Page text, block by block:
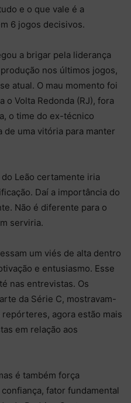
e o que vale é a
6 jogos decisivos.
a brigar pela liderança
nos últimos jogos,
atual. O mau momento foi
o Volta Redonda (RJ), fora
o time do ex-técnico
de uma vitória para manter
Leão certamente iria
Daí a importância do
Não é diferente para o
serviria.
um viés de alta dentro
e entusiasmo. Esse
nas entrevistas. Os
da Série C, mostravam-
agora estão mais
em relação aos
é também força
fator fundamental